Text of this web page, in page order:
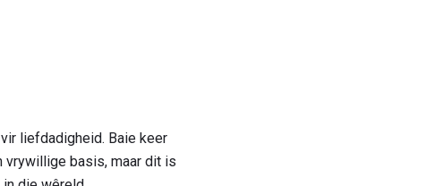
liefdadigheid. Baie keer
basis, maar dit is